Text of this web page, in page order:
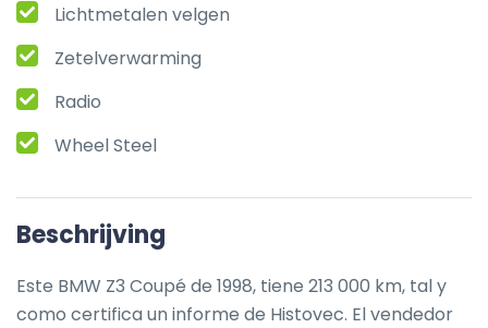
Lichtmetalen velgen
Zetelverwarming
Radio
Wheel Steel
Beschrijving
Este BMW Z3 Coupé de 1998, tiene 213 000 km, tal y
como certifica un informe de Histovec. El vendedor